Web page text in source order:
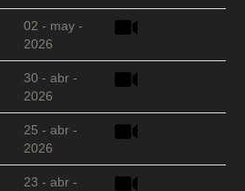
02 - may -
2026
30 - abr -
2026
25 - abr -
2026
23 - abr -